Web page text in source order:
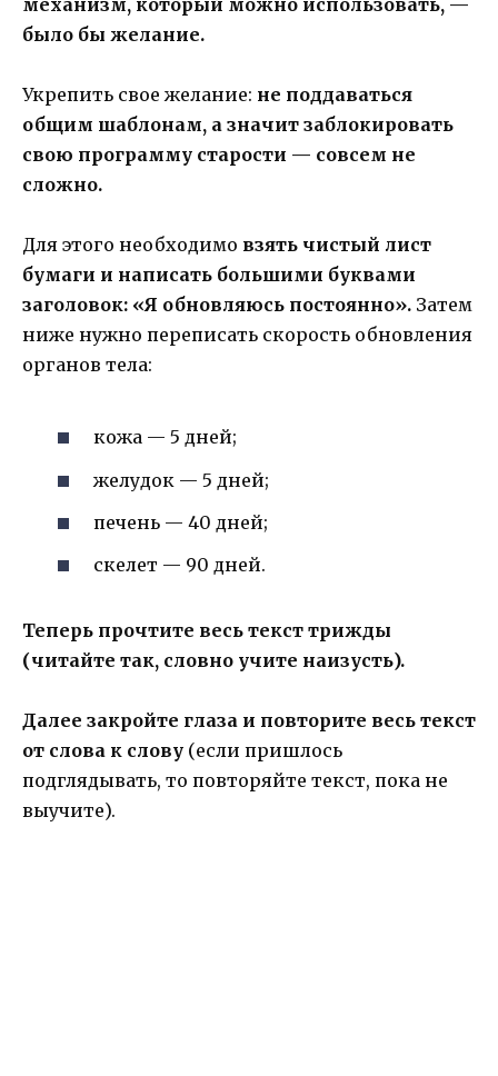
было бы желание.
Укрепить свое желание: не поддаваться
общим шаблонам, а значит заблокировать
свою программу старости — совсем не
сложно.
Для этого необходимо взять чистый лист
бумаги и написать большими буквами
заголовок: «Я обновляюсь постоянно». Затем
ниже нужно переписать скорость обновления
органов тела:
кожа — 5 дней;
желудок — 5 дней;
печень — 40 дней;
скелет — 90 дней.
Теперь прочтите весь текст трижды
(читайте так, словно учите наизусть).
Далее закройте глаза и повторите весь текст
от слова к слову (если пришлось
подглядывать, то повторяйте текст, пока не
выучите).